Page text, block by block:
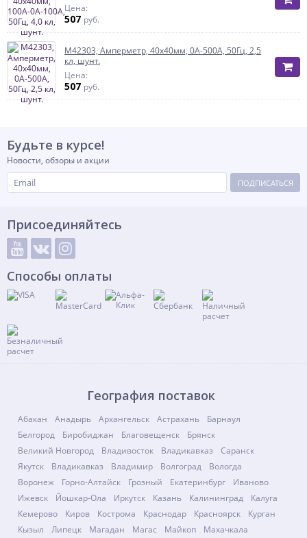
Цена:
507 руб.
М42303, Амперметр, 40х40мм, 0А-500А, 50Гц, 2,5
кл, шунт.
Цена:
507 руб.
Будьте в курсе!
Новости, обзоры и акции
ПОДПИСАТЬСЯ
Присоединяйтесь
Способы оплаты
География поставок
Абакан Анадырь Архангельск Астрахань
Барнаул
Белгород
Биробиджан Благовещенск
Брянск
Великий Новгород
Владивосток Владикавказ
Саранск
Якутск
Владикавказ Владимир Волгоград
Вологда
Воронеж
Горно-Алтайск Грозный Екатеринбург
Иваново
Ижевск
Йошкар-Ола Иркутск Казань Калининград
Калуга
Кемерово
Киров Кострома Краснодар Красноярск
Курган
Кызыл
Липецк Магадан Магас Майкоп Махачкала